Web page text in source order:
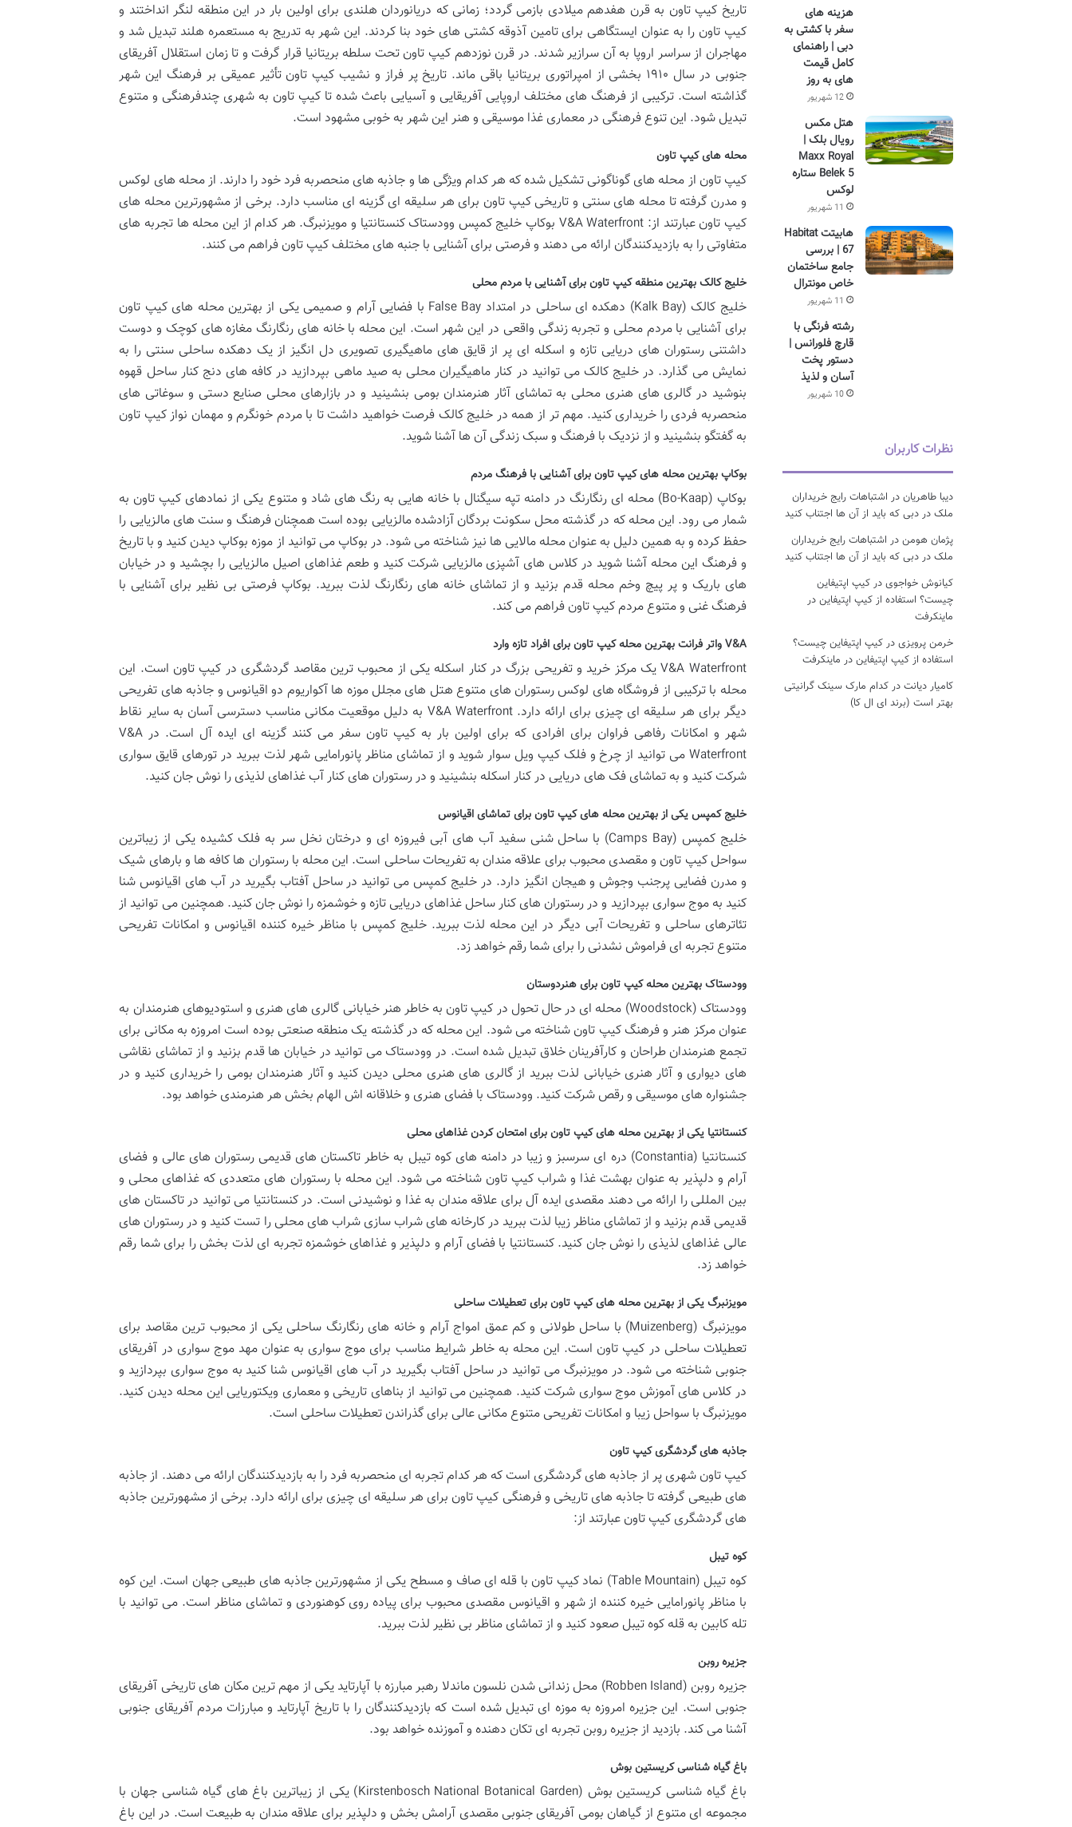
تاریخ کیپ تاون به قرن هفدهم میلادی بازمی گردد؛ زمانی که دریانوردان هلندی برای اولین بار در این منطقه لنگر انداختند و
کیپ تاون را به عنوان ایستگاهی برای تامین آذوقه کشتی های خود بنا کردند. این شهر به تدریج به مستعمره هلند تبدیل شد و
مهاجران از سراسر اروپا به آن سرازیر شدند. در قرن نوزدهم کیپ تاون تحت سلطه بریتانیا قرار گرفت و تا زمان استقلال آفریقای
جنوبی در سال ۱۹۱۰ بخشی از امپراتوری بریتانیا باقی ماند. تاریخ پر فراز و نشیب کیپ تاون تأثیر عمیقی بر فرهنگ این شهر
گذاشته است. ترکیبی از فرهنگ های مختلف اروپایی آفریقایی و آسیایی باعث شده تا کیپ تاون به شهری چندفرهنگی و متنوع
تبدیل شود. این تنوع فرهنگی در معماری غذا موسیقی و هنر این شهر به خوبی مشهود است.
محله های کیپ تاون
کیپ تاون از محله های گوناگونی تشکیل شده که هر کدام ویژگی ها و جاذبه های منحصربه فرد خود را دارند. از محله های لوکس
و مدرن گرفته تا محله های سنتی و تاریخی کیپ تاون برای هر سلیقه ای گزینه ای مناسب دارد. برخی از مشهورترین محله های
کیپ تاون عبارتند از: V&A Waterfront بوکاپ خلیج کمپس وودستاک کنستانتیا و مویزنبرگ. هر کدام از این محله ها تجربه های
متفاوتی را به بازدیدکنندگان ارائه می دهند و فرصتی برای آشنایی با جنبه های مختلف کیپ تاون فراهم می کنند.
خلیج کالک بهترین منطقه کیپ تاون برای آشنایی با مردم محلی
خلیج کالک (Kalk Bay) دهکده ای ساحلی در امتداد False Bay با فضایی آرام و صمیمی یکی از بهترین محله های کیپ تاون
برای آشنایی با مردم محلی و تجربه زندگی واقعی در این شهر است. این محله با خانه های رنگارنگ مغازه های کوچک و دوست
داشتنی رستوران های دریایی تازه و اسکله ای پر از قایق های ماهیگیری تصویری دل انگیز از یک دهکده ساحلی سنتی را به
نمایش می گذارد. در خلیج کالک می توانید در کنار ماهیگیران محلی به صید ماهی بپردازید در کافه های دنج کنار ساحل قهوه
بنوشید در گالری های هنری محلی به تماشای آثار هنرمندان بومی بنشینید و در بازارهای محلی صنایع دستی و سوغاتی های
منحصربه فردی را خریداری کنید. مهم تر از همه در خلیج کالک فرصت خواهید داشت تا با مردم خونگرم و مهمان نواز کیپ تاون
به گفتگو بنشینید و از نزدیک با فرهنگ و سبک زندگی آن ها آشنا شوید.
بوکاپ بهترین محله های کیپ تاون برای آشنایی با فرهنگ مردم
بوکاپ (Bo-Kaap) محله ای رنگارنگ در دامنه تپه سیگنال با خانه هایی به رنگ های شاد و متنوع یکی از نمادهای کیپ تاون به
شمار می رود. این محله که در گذشته محل سکونت بردگان آزادشده مالزیایی بوده است همچنان فرهنگ و سنت های مالزیایی را
حفظ کرده و به همین دلیل به عنوان محله مالایی ها نیز شناخته می شود. در بوکاپ می توانید از موزه بوکاپ دیدن کنید و با تاریخ
و فرهنگ این محله آشنا شوید در کلاس های آشپزی مالزیایی شرکت کنید و طعم غذاهای اصیل مالزیایی را بچشید و در خیابان
های باریک و پر پیچ وخم محله قدم بزنید و از تماشای خانه های رنگارنگ لذت ببرید. بوکاپ فرصتی بی نظیر برای آشنایی با
فرهنگ غنی و متنوع مردم کیپ تاون فراهم می کند.
V&A واتر فرانت بهترین محله کیپ تاون برای افراد تازه وارد
V&A Waterfront یک مرکز خرید و تفریحی بزرگ در کنار اسکله یکی از محبوب ترین مقاصد گردشگری در کیپ تاون است. این
محله با ترکیبی از فروشگاه های لوکس رستوران های متنوع هتل های مجلل موزه ها آکواریوم دو اقیانوس و جاذبه های تفریحی
دیگر برای هر سلیقه ای چیزی برای ارائه دارد. V&A Waterfront به دلیل موقعیت مکانی مناسب دسترسی آسان به سایر نقاط
شهر و امکانات رفاهی فراوان برای افرادی که برای اولین بار به کیپ تاون سفر می کنند گزینه ای ایده آل است. در V&A
Waterfront می توانید از چرخ و فلک کیپ ویل سوار شوید و از تماشای مناظر پانورامایی شهر لذت ببرید در تورهای قایق سواری
شرکت کنید و به تماشای فک های دریایی در کنار اسکله بنشینید و در رستوران های کنار آب غذاهای لذیذی را نوش جان کنید.
خلیج کمپس یکی از بهترین محله های کیپ تاون برای تماشای اقیانوس
خلیج کمپس (Camps Bay) با ساحل شنی سفید آب های آبی فیروزه ای و درختان نخل سر به فلک کشیده یکی از زیباترین
سواحل کیپ تاون و مقصدی محبوب برای علاقه مندان به تفریحات ساحلی است. این محله با رستوران ها کافه ها و بارهای شیک
و مدرن فضایی پرجنب وجوش و هیجان انگیز دارد. در خلیج کمپس می توانید در ساحل آفتاب بگیرید در آب های اقیانوس شنا
کنید به موج سواری بپردازید و در رستوران های کنار ساحل غذاهای دریایی تازه و خوشمزه را نوش جان کنید. همچنین می توانید از
تئاترهای ساحلی و تفریحات آبی دیگر در این محله لذت ببرید. خلیج کمپس با مناظر خیره کننده اقیانوس و امکانات تفریحی
متنوع تجربه ای فراموش نشدنی را برای شما رقم خواهد زد.
وودستاک بهترین محله کیپ تاون برای هنردوستان
وودستاک (Woodstock) محله ای در حال تحول در کیپ تاون به خاطر هنر خیابانی گالری های هنری و استودیوهای هنرمندان به
عنوان مرکز هنر و فرهنگ کیپ تاون شناخته می شود. این محله که در گذشته یک منطقه صنعتی بوده است امروزه به مکانی برای
تجمع هنرمندان طراحان و کارآفرینان خلاق تبدیل شده است. در وودستاک می توانید در خیابان ها قدم بزنید و از تماشای نقاشی
های دیواری و آثار هنری خیابانی لذت ببرید از گالری های هنری محلی دیدن کنید و آثار هنرمندان بومی را خریداری کنید و در
جشنواره های موسیقی و رقص شرکت کنید. وودستاک با فضای هنری و خلاقانه اش الهام بخش هر هنرمندی خواهد بود.
کنستانتیا یکی از بهترین محله های کیپ تاون برای امتحان کردن غذاهای محلی
کنستانتیا (Constantia) دره ای سرسبز و زیبا در دامنه های کوه تیبل به خاطر تاکستان های قدیمی رستوران های عالی و فضای
آرام و دلپذیر به عنوان بهشت ​​غذا و شراب کیپ تاون شناخته می شود. این محله با رستوران های متعددی که غذاهای محلی و
بین المللی را ارائه می دهند مقصدی ایده آل برای علاقه مندان به غذا و نوشیدنی است. در کنستانتیا می توانید در تاکستان های
قدیمی قدم بزنید و از تماشای مناظر زیبا لذت ببرید در کارخانه های شراب سازی شراب های محلی را تست کنید و در رستوران های
عالی غذاهای لذیذی را نوش جان کنید. کنستانتیا با فضای آرام و دلپذیر و غذاهای خوشمزه تجربه ای لذت بخش را برای شما رقم
خواهد زد.
مویزنبرگ یکی از بهترین محله های کیپ تاون برای تعطیلات ساحلی
مویزنبرگ (Muizenberg) با ساحل طولانی و کم عمق امواج آرام و خانه های رنگارنگ ساحلی یکی از محبوب ترین مقاصد برای
تعطیلات ساحلی در کیپ تاون است. این محله به خاطر شرایط مناسب برای موج سواری به عنوان مهد موج سواری در آفریقای
جنوبی شناخته می شود. در مویزنبرگ می توانید در ساحل آفتاب بگیرید در آب های اقیانوس شنا کنید به موج سواری بپردازید و
در کلاس های آموزش موج سواری شرکت کنید. همچنین می توانید از بناهای تاریخی و معماری ویکتوریایی این محله دیدن کنید.
مویزنبرگ با سواحل زیبا و امکانات تفریحی متنوع مکانی عالی برای گذراندن تعطیلات ساحلی است.
جاذبه های گردشگری کیپ تاون
کیپ تاون شهری پر از جاذبه های گردشگری است که هر کدام تجربه ای منحصربه فرد را به بازدیدکنندگان ارائه می دهند. از جاذبه
های طبیعی گرفته تا جاذبه های تاریخی و فرهنگی کیپ تاون برای هر سلیقه ای چیزی برای ارائه دارد. برخی از مشهورترین جاذبه
های گردشگری کیپ تاون عبارتند از:
کوه تیبل
کوه تیبل (Table Mountain) نماد کیپ تاون با قله ای صاف و مسطح یکی از مشهورترین جاذبه های طبیعی جهان است. این کوه
با مناظر پانورامایی خیره کننده از شهر و اقیانوس مقصدی محبوب برای پیاده روی کوهنوردی و تماشای مناظر است. می توانید با
تله کابین به قله کوه تیبل صعود کنید و از تماشای مناظر بی نظیر لذت ببرید.
جزیره روبن
جزیره روبن (Robben Island) محل زندانی شدن نلسون ماندلا رهبر مبارزه با آپارتاید یکی از مهم ترین مکان های تاریخی آفریقای
جنوبی است. این جزیره امروزه به موزه ای تبدیل شده است که بازدیدکنندگان را با تاریخ آپارتاید و مبارزات مردم آفریقای جنوبی
آشنا می کند. بازدید از جزیره روبن تجربه ای تکان دهنده و آموزنده خواهد بود.
باغ گیاه شناسی کریستین بوش
باغ گیاه شناسی کریستین بوش (Kirstenbosch National Botanical Garden) یکی از زیباترین باغ های گیاه شناسی جهان با
مجموعه ای متنوع از گیاهان بومی آفریقای جنوبی مقصدی آرامش بخش و دلپذیر برای علاقه مندان به طبیعت است. در این باغ
هزینه های
سفر با کشتی به
دبی | راهنمای
کامل قیمت
های به روز
12 شهریور
هتل مکس
رویال بلک |
Maxx Royal
Belek 5 ستاره
لوکس
11 شهریور
هابیتت Habitat
67 | بررسی
جامع ساختمان
خاص مونترال
11 شهریور
رشته فرنگی با
قارچ فلورانس |
دستور پخت
آسان و لذیذ
10 شهریور
نظرات کاربران
دیبا طاهریان در اشتباهات رایج خریداران
ملک در دبی که باید از آن ها اجتناب کنید
پژمان هومن در اشتباهات رایج خریداران
ملک در دبی که باید از آن ها اجتناب کنید
کیانوش خواجوی درکیپ اپتیفاین
چیست؟ استفاده از کیپ اپتیفاین در
ماینکرفت
خرمن پرویزی درکیپ اپتیفاین چیست؟
استفاده از کیپ اپتیفاین در ماینکرفت
کامیار دیانت درکدام مارک سینک گرانیتی
بهتر است (برند ای ال کا)